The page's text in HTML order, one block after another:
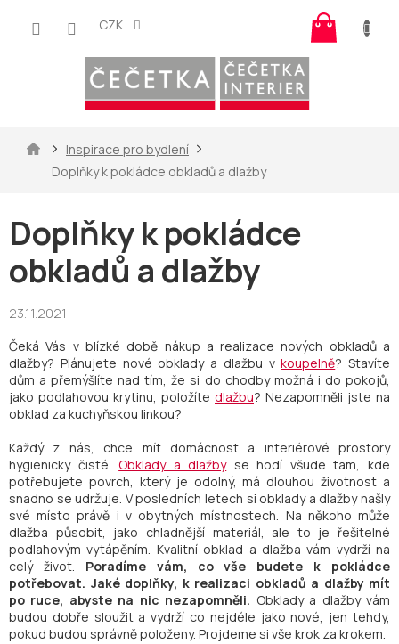
CZK
košík
DomůInspirace pro bydlení
Doplňky k pokládce obkladů a dlažby
Doplňky k pokládce
obkladů a dlažby
23.11.2021
Čeká Vás v blízké době nákup a realizace nových obkladů a
dlažby? Plánujete nové obklady a dlažbu vkoupelně? Stavíte
dům a přemýšlíte nad tím, že si do chodby možná i do pokojů,
jako podlahovou krytinu, položíte dlažbu? Nezapomněli jste na
obklad za kuchyňskou linkou?
Každý z nás, chce mít domácnost a interiérové prostory
hygienicky čisté.Obklady a dlažbyse hodí všude tam, kde
potřebujete povrch, který je odolný, má dlouhou životnost a
snadno se udržuje. V posledních letech si obklady a dlažby našly
své místo právě i v obytných místnostech. Na někoho může
dlažba působit, jako chladnější materiál, ale to je řešitelné
podlahovým vytápěním. Kvalitní obklad a dlažba vám vydrží na
celý život. Poradíme vám, co vše budete k pokládce
potřebovat. Jaké doplňky, k realizaci obkladů a dlažby mít
po ruce, abyste na nic nezapomněli. Obklady a dlažby vám
budou dobře sloužit a vydrží co nejdéle jako nové, jen tehdy,
pokud budou správně položeny. Projdeme si vše krok za krokem.